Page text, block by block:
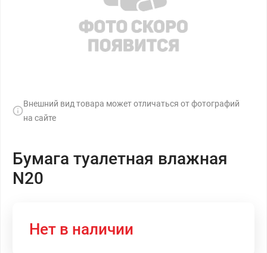
Внешний вид товара может отличаться от фотографий
на сайте
Бумага туалетная влажная
N20
Нет в наличии